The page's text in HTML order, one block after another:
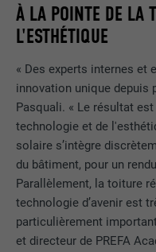
À LA POINTE DE LA
L'ESTHÉTIQUE
« Des experts internes et
innovation unique depuis
Pasquali. « Le résultat
technologie et de
solaire s’intègre
du bâtiment, pour un
Parallèlement, la toiture
technologie d’avenir est
particulièrement
et directeur de PREFA